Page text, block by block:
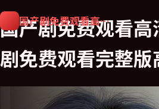
国产剧免费观看高清大全
国产剧免费观看高
剧免费观看完整版